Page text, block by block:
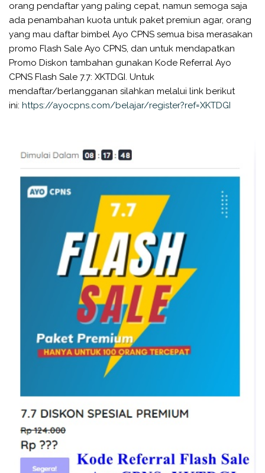
orang pendaftar yang paling cepat, namun semoga saja
ada penambahan kuota untuk paket premiun agar, orang
yang mau daftar bimbel Ayo CPNS semua bisa merasakan
promo Flash Sale Ayo CPNS, dan untuk mendapatkan
Promo Diskon tambahan gunakan Kode Referral Ayo
CPNS Flash Sale 7.7: XKTDGI. Untuk
mendaftar/berlangganan silahkan melalui link berikut
ini: https://ayocpns.com/belajar/register?ref=XKTDGI